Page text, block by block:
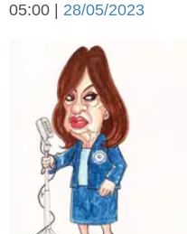
Arte y cultura
Economía y campo
Sociedad y tiempo
libre
05:00 | 28/05/2023